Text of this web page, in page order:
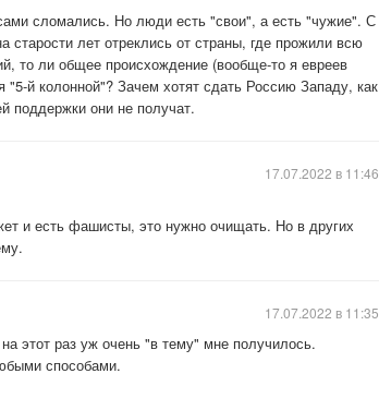
сломались. Но люди есть "свои", а есть "чужие". С
лет отреклись от страны, где прожили всю
то ли общее происхождение (вообще-то я евреев
й колонной"? Зачем хотят сдать Россию Западу, как
поддержки они не получат.
и есть фашисты, это нужно очищать. Но в других
17.07.2022 в 11:46
этот раз уж очень "в тему" мне получилось.
способами.
17.07.2022 в 11:35